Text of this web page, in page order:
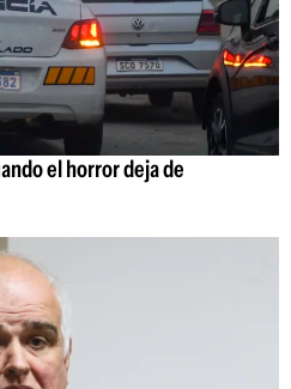
el horror deja de